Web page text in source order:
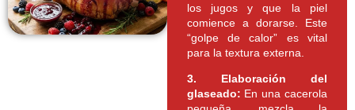
los jugos y que la piel
comience a dorarse. Este
“golpe de calor” es vital
para la textura externa.
3. Elaboración del
glaseado: En una cacerola